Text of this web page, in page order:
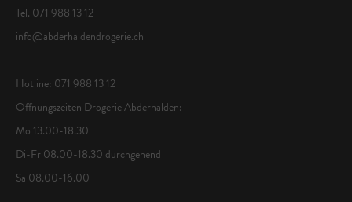
Tel. 071 988 13 12
info@abderhaldendrogerie.ch
Hotline: 071 988 13 12
Öffnungszeiten Drogerie Abderhalden:
Mo 13.00-18.30
Di-Fr 08.00-18.30 durchgehend
Sa 08.00-16.00